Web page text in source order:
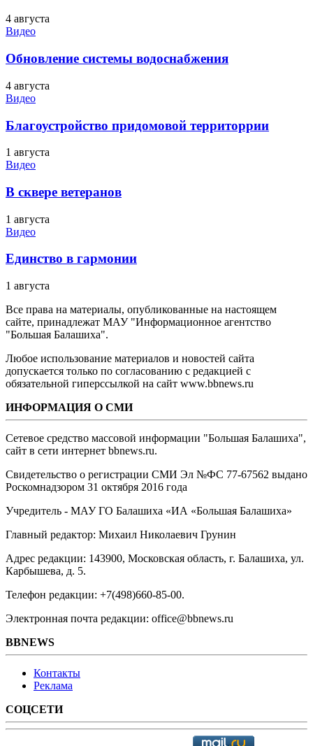
4 августа
Видео
Обновление системы водоснабжения
4 августа
Видео
Благоустройство придомовой территоррии
1 августа
Видео
В сквере ветеранов
1 августа
Видео
Единство в гармонии
1 августа
Все права на материалы, опубликованные на настоящем
сайте, принадлежат МАУ "Информационное агентство
"Большая Балашиха".
Любое использование материалов и новостей сайта
допускается только по согласованию с редакцией с
обязательной гиперссылкой на сайт www.bbnews.ru
ИНФОРМАЦИЯ О СМИ
Сетевое средство массовой информации "Большая Балашиха",
сайт в сети интернет bbnews.ru.
Свидетельство о регистрации СМИ Эл №ФС ‎77-67562 выдано
Роскомнадзором 31 октября 2016 года
Учредитель - МАУ ГО Балашиха «ИА «Большая Балашиха»
Главный редактор: Михаил Николаевич Грунин
Адрес редакции: 143900, Московская область, г. Балашиха, ул.
Карбышева, д. 5.
Телефон редакции: +7(498)660-85-00.
Электронная почта редакции: office@bbnews.ru
BBNEWS
Контакты
Реклама
СОЦСЕТИ